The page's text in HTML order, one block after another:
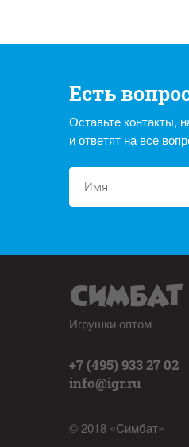
Есть
Оставьте контакты,
и ответят на все
Игрушки оптом
+7 (495) 933 27 02
info@igr.ru
© 2018 «Симбат»